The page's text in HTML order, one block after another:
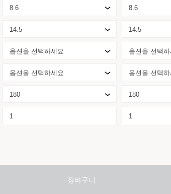
8.6
14.5
옵션을 선택하세요
옵션을 선택하세요
180
8.6
14.5
옵션을 선택
옵션을 선택
180
장바구니